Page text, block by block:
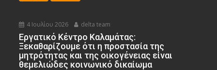
4 Ιουλίου 2026 delta team
Εργατικό Κέντρο Καλαμάτας:
Ξεκαθαρίζουμε ότι η προστασία της
μητρότητας και της οικογένειας είναι
θεμελιώδες κοινωνικό δικαίωμα